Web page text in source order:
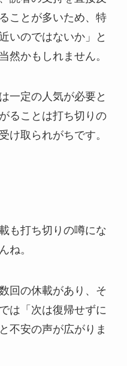
ことが多いため、特
いのではないか」と
然かもしれません。
一定の人気が必要と
ることは打ち切りの
け取られがちです。
も打ち切りの噂にな
ね。
回の休載があり、そ
は「次は復帰せずに
不安の声が広がりま